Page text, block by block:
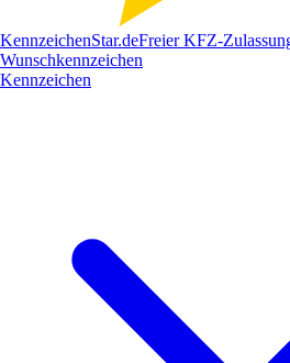
KennzeichenStar.deFreier KFZ-
Wunschkennzeichen
Kennzeichen